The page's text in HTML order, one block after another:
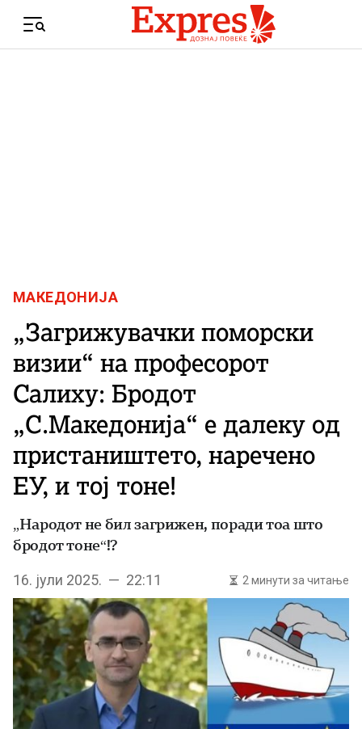
Menu
МАКЕДОНИЈА
„Загрижувачки поморски
визии“ на професорот
Салиху: Бродот
„С.Македонија“ е далеку од
пристаништето, наречено
ЕУ, и тој тоне!
„Народот не бил загрижен, поради тоа што
бродот тоне“!?
16. јули 2025. — 22:11 2 минути за читање